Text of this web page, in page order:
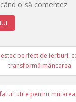
o să comentez.
perfect de ierburi:
transformă mâncarea
utile pentru